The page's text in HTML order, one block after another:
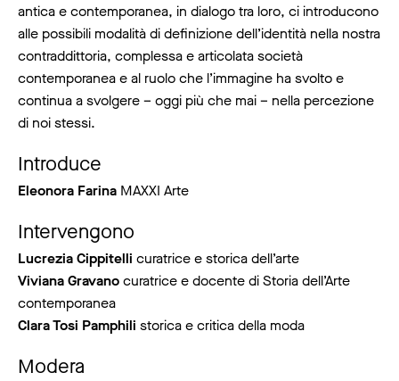
antica e contemporanea, in dialogo tra loro, ci introducono
alle possibili modalità di definizione dell’identità nella nostra
contraddittoria, complessa e articolata società
contemporanea e al ruolo che l’immagine ha svolto e
continua a svolgere – oggi più che mai – nella percezione
di noi stessi.
Introduce
Eleonora Farina MAXXI Arte
Intervengono
Lucrezia Cippitelli curatrice e storica dell’arte
Viviana Gravanocuratrice e docente di Storia dell’Arte
contemporanea
Clara Tosi Pamphili storica e critica della moda
Modera